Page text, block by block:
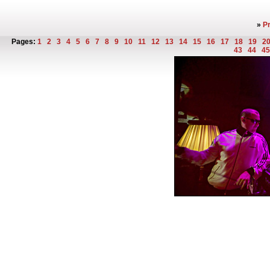
»
Pages: 1 2 3 4 5 6 7 8 9 10 11 12 13 14 15 16 17 18 19
43
44